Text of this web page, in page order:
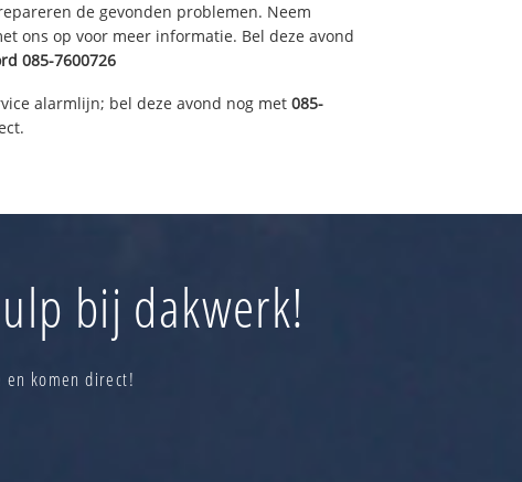
de gevonden problemen. Neem
ons op voor meer informatie. Bel deze avond
085-7600726
alarmlijn; bel deze avond nog met 085-
bij dakwerk!
en komen direct!